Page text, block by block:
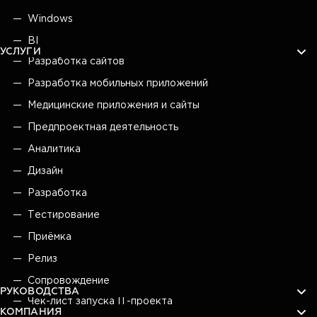
Windows
BI
УСЛУГИ
Разработка сайтов
Разработка мобильных приложений
Медицинские приложения и сайты
Предпроектная деятельность
Аналитика
Дизайн
Разработка
Тестирование
Приёмка
Релиз
Сопровождение
РУКОВОДСТВА
Чек-лист запуска IT-проекта
КОМПАНИЯ